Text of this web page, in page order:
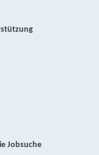
Jobsuche